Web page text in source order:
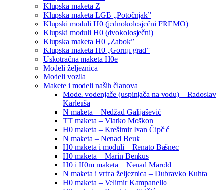
Klupska maketa Z
Klupska maketa LGB „Potočnjak”
Klupski moduli H0 (jednokolosječni FREMO)
Klupski moduli H0 (dvokolosječni)
Klupska maketa H0 „Zabok”
Klupska maketa H0 „Gornji grad”
Uskotračna maketa H0e
Modeli željeznica
Modeli vozila
Makete i modeli naših članova
Model vodenjače (uspinjača na vodu) – Radoslav
Karleuša
N maketa – Nedžad Galijašević
TT maketa – Vlatko Moškon
H0 maketa – Krešimir Ivan Čipčić
N maketa – Nenad Beuk
H0 maketa i moduli – Renato Bašnec
H0 maketa – Marin Benkus
H0 i H0m maketa – Nenad Marold
N maketa i vrtna željeznica – Dubravko Kuhta
H0 maketa – Velimir Kampanello